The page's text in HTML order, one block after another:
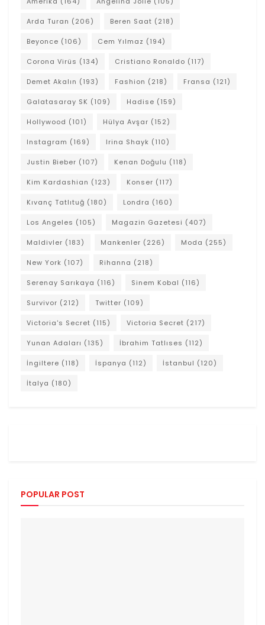
Arda Turan (206) Beren Saat (218)
Beyonce (106) Cem Yılmaz (194)
Corona Virüs (134) Cristiano Ronaldo (117)
Demet Akalın (193) Fashion (218) Fransa (121)
Galatasaray SK (109) Hadise (159)
Hollywood (101) Hülya Avşar (152)
Instagram (169) Irina Shayk (110)
Justin Bieber (107) Kenan Doğulu (118)
Kim Kardashian (123) Konser (117)
Kıvanç Tatlıtuğ (180) Londra (160)
Los Angeles (105) Magazin Gazetesi (407)
Maldivler (183) Mankenler (226) Moda (255)
New York (107) Rihanna (218)
Serenay Sarıkaya (116) Sinem Kobal (116)
Survivor (212) Twitter (109)
Victoria's Secret (115) Victoria Secret (217)
Yunan Adaları (135) İbrahim Tatlıses (112)
İngiltere (118) İspanya (112) İstanbul (120)
İtalya (180)
POPULAR POST